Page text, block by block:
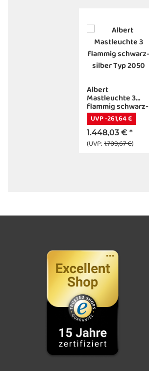
Albert
Mastleuchte 3
flammig schwarz-
silber Typ 2050
UVP -261,64 €
1.448,03 € *
(UVP:1.709,67 €)